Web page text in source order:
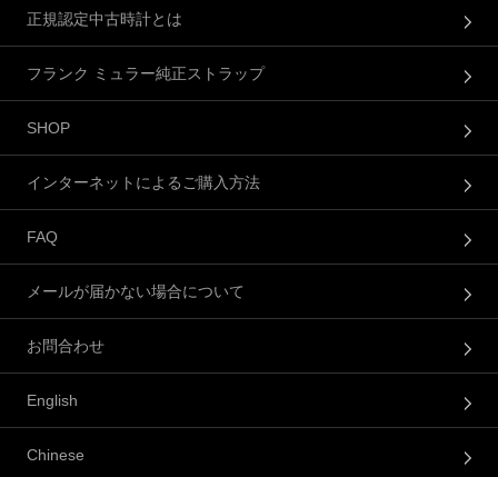
正規認定中古時計とは
フランク ミュラー純正ストラップ
SHOP
インターネットによるご購入方法
FAQ
メールが届かない場合について
お問合わせ
English
Chinese